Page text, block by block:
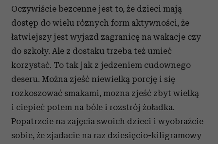
Oczywiście bezcenne jest to, że dzieci mają
dostęp do wielu róznych form aktywności, że
łatwiejszy jest wyjazd zagranicę na wakacje czy
do szkoły. Ale z dostaku trzeba też umieć
korzystać. To tak jak z jedzeniem cudownego
deseru. Można zjeść niewielką porcję i się
rozkoszować smakami, mozna zjeść zbyt wielką
i ciepieć potem na bóle i rozstrój żoładka.
Popatrzcie na zajęcia swoich dzieci i wyobraźcie
sobie, że zjadacie na raz dziesięcio-kiligramowy